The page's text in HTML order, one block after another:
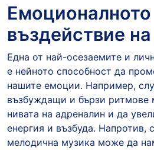
Емоционалното
въздействие
Една от най-осезаемите и
е нейното способност да
нашите емоции. Например,
възбуждащи и бързи
нивата на адреналин и да
енергия и възбуда. Напротив,
мелодична музика може да